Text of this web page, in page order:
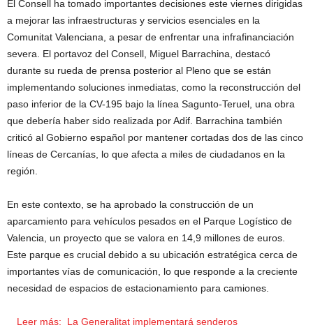
El Consell ha tomado importantes decisiones este viernes dirigidas
a mejorar las infraestructuras y servicios esenciales en la
Comunitat Valenciana, a pesar de enfrentar una infrafinanciación
severa. El portavoz del Consell, Miguel Barrachina, destacó
durante su rueda de prensa posterior al Pleno que se están
implementando soluciones inmediatas, como la reconstrucción del
paso inferior de la CV-195 bajo la línea Sagunto-Teruel, una obra
que debería haber sido realizada por Adif. Barrachina también
criticó al Gobierno español por mantener cortadas dos de las cinco
líneas de Cercanías, lo que afecta a miles de ciudadanos en la
región.
En este contexto, se ha aprobado la construcción de un
aparcamiento para vehículos pesados en el Parque Logístico de
Valencia, un proyecto que se valora en 14,9 millones de euros.
Este parque es crucial debido a su ubicación estratégica cerca de
importantes vías de comunicación, lo que responde a la creciente
necesidad de espacios de estacionamiento para camiones.
Leer más:
La Generalitat implementará senderos